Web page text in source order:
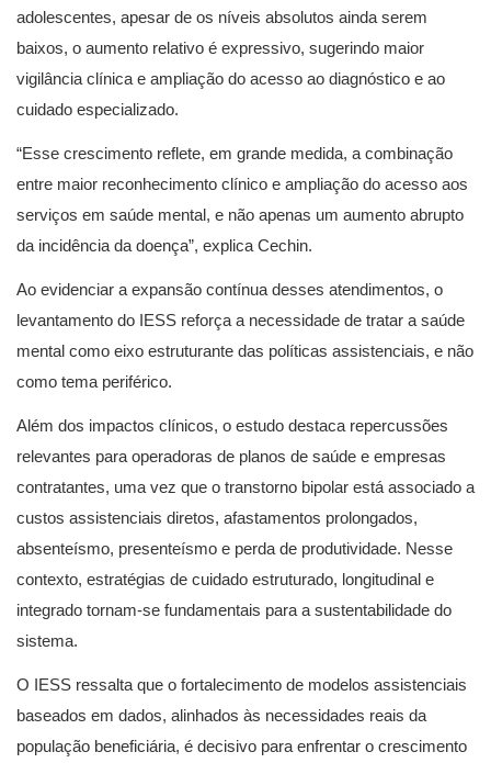
adolescentes, apesar de os níveis absolutos ainda serem
baixos, o aumento relativo é expressivo, sugerindo maior
vigilância clínica e ampliação do acesso ao diagnóstico e ao
cuidado especializado.
“Esse crescimento reflete, em grande medida, a combinação
entre maior reconhecimento clínico e ampliação do acesso aos
serviços em saúde mental, e não apenas um aumento abrupto
da incidência da doença”, explica Cechin.
Ao evidenciar a expansão contínua desses atendimentos, o
levantamento do IESS reforça a necessidade de tratar a saúde
mental como eixo estruturante das políticas assistenciais, e não
como tema periférico.
Além dos impactos clínicos, o estudo destaca repercussões
relevantes para operadoras de planos de saúde e empresas
contratantes, uma vez que o transtorno bipolar está associado a
custos assistenciais diretos, afastamentos prolongados,
absenteísmo, presenteísmo e perda de produtividade. Nesse
contexto, estratégias de cuidado estruturado, longitudinal e
integrado tornam-se fundamentais para a sustentabilidade do
sistema.
O IESS ressalta que o fortalecimento de modelos assistenciais
baseados em dados, alinhados às necessidades reais da
população beneficiária, é decisivo para enfrentar o crescimento